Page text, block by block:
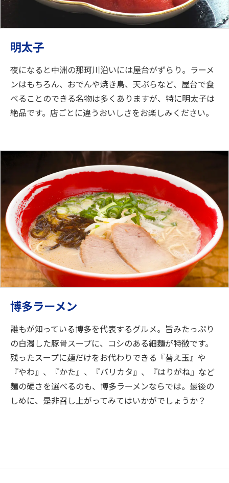
明太子
夜になると中洲の那珂川沿いには屋台がずらり。ラーメ
ンはもちろん、おでんや焼き鳥、天ぷらなど、屋台で食
べることのできる名物は多くありますが、特に明太子は
絶品です。店ごとに違うおいしさをお楽しみください。
博多ラーメン
誰もが知っている博多を代表するグルメ。旨みたっぷり
の白濁した豚骨スープに、コシのある細麺が特徴です。
残ったスープに麺だけをお代わりできる『替え玉』や
『やわ』、『かた』、『バリカタ』、『はりがね』など
麺の硬さを選べるのも、博多ラーメンならでは。最後の
しめに、是非召し上がってみてはいかがでしょうか？